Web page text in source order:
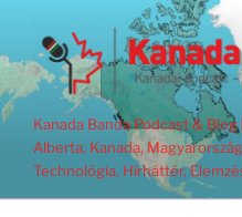
content
Kanada Banda Podcast &
Alberta, Kanada,
Technológia, Hírháttér,